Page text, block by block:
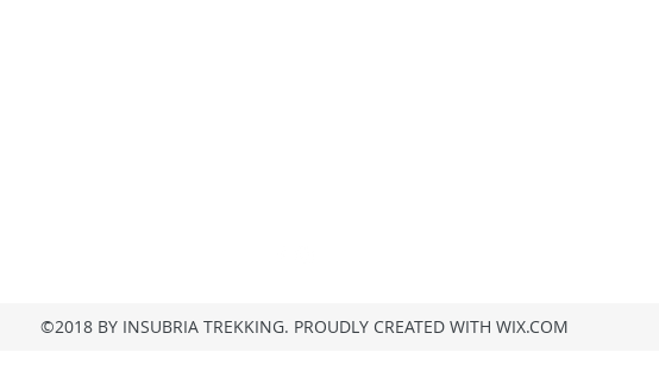
©2018 BY INSUBRIA TREKKING. PROUDLY CREATED WITH WIX.COM